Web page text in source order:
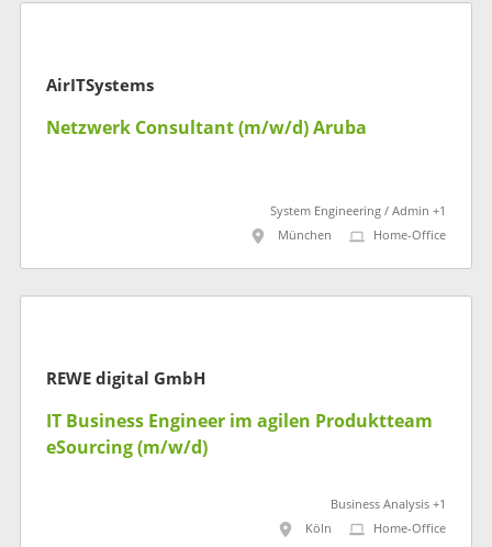
AirITSystems
Netzwerk Consultant (m/w/d) Aruba
System Engineering / Admin +1
München
Home-Office
REWE digital GmbH
IT Business Engineer im agilen Produktteam
eSourcing (m/w/d)
Business Analysis +1
Köln
Home-Office